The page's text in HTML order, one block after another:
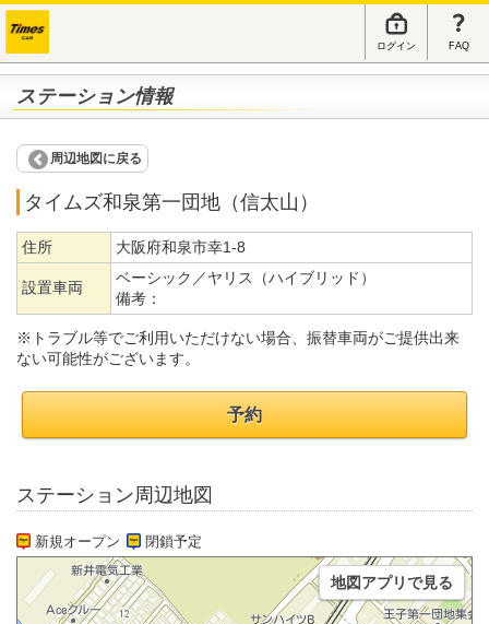
ログイン FAQ
ステーション情報
周辺地図に戻る
タイムズ和泉第一団地（信太山）
住所 大阪府和泉市幸1-8
設置車両
ベーシック／ヤリス（ハイブリッド）
備考：
※トラブル等でご利用いただけない場合、振替車両がご提供出来
ない可能性がございます。
予約
ステーション周辺地図
新規オープン 閉鎖予定
地図アプリで見る